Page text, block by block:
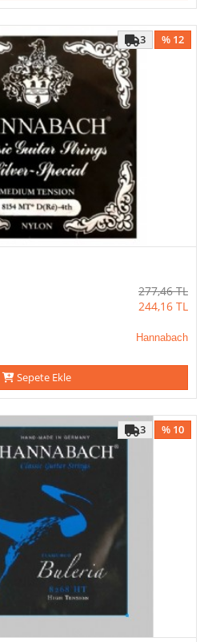
% 12
3
277,46 TL
244,16 TL
Hannabach
Sepete Ekle
% 10
3